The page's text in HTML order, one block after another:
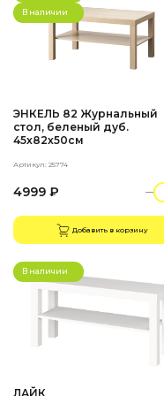
В наличии
ЭНКЕЛЬ 82 Журнальный
стол, беленый дуб.
45х82х50см
Артикул: 25774
4999 ₽
Добавить в корзину
В наличии
ЛАЙК